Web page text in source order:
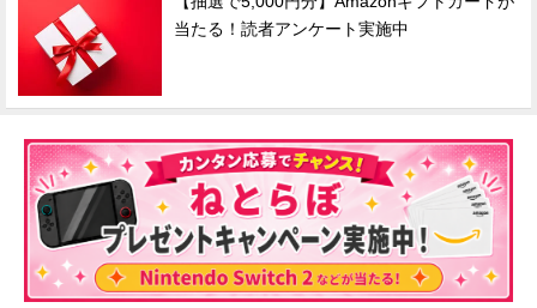
当たる！読者アンケート実施中